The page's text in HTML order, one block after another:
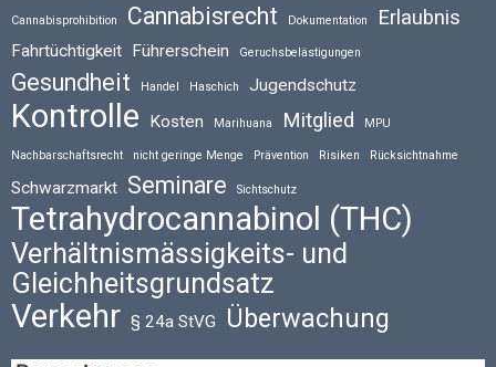
Cannabisprohibition Cannabisrecht Dokumentation Erlaubnis
Fahrtüchtigkeit Führerschein Geruchsbelästigungen
Gesundheit Handel Haschich Jugendschutz
Kontrolle Kosten Marihuana Mitglied MPU
Nachbarschaftsrecht nicht geringe Menge Prävention Risiken Rücksichtnahme
Schwarzmarkt Seminare Sichtschutz
Tetrahydrocannabinol (THC)
Verhältnismässigkeits- und
Gleichheitsgrundsatz
Verkehr § 24a StVG Überwachung